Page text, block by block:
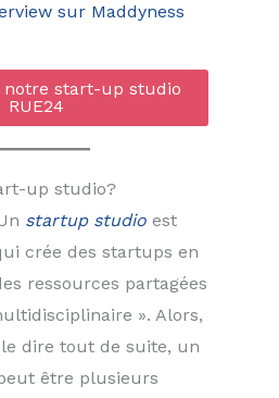
sur Maddyness
notre start-up studio
RUE24
up studio?
startup studio est
crée des startups en
ressources partagées
». Alors,
dire tout de suite, un
être plusieurs